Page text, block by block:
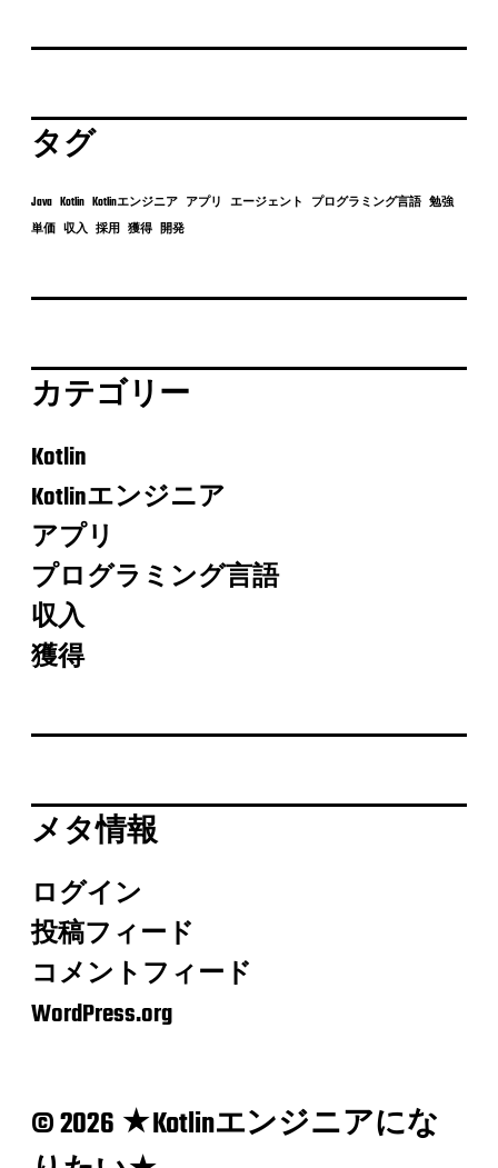
タグ
Java Kotlin Kotlinエンジニア アプリ エージェント プログラミング言語 勉強
単価 収入 採用 獲得 開発
カテゴリー
Kotlin
Kotlinエンジニア
アプリ
プログラミング言語
収入
獲得
メタ情報
ログイン
投稿フィード
コメントフィード
WordPress.org
© 2026 ★Kotlinエンジニアにな